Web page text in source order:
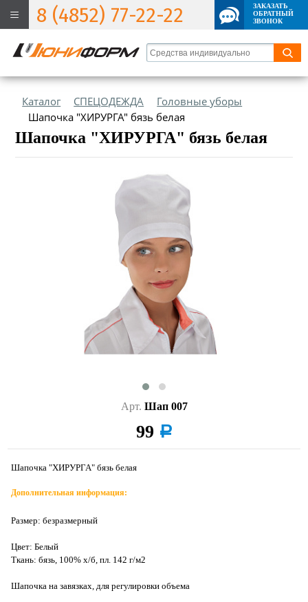
8 (4852) 77-22-22
ЗАКАЗАТЬ
ОБРАТНЫЙ
ЗВОНОК
Каталог СПЕЦОДЕЖДА
Головные уборы
Шапочка "ХИРУРГА" бязь белая
Шапочка "ХИРУРГА" бязь белая
Арт. Шап 007
99 a
Шапочка "ХИРУРГА" бязь белая
Дополнительная информация:
Размер: безразмерный
Цвет: Белый
Ткань: бязь, 100% х/б, пл. 142 г/м2
Шапочка на завязках, для регулировки объема